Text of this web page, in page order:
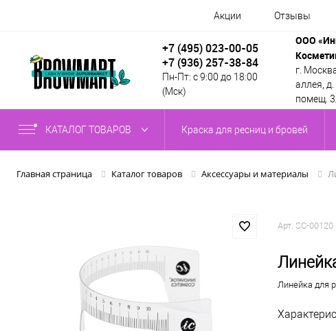
Акции Отзывы
+7 (495) 023-00-05
+7 (936) 257-38-84
Пн-Пт: с 9:00 до 18:00
(Мск)
ООО
г.
аллея, д.
помещ.
КАТАЛОГ ТОВАРОВ Краска для ресниц и бровей
Главная страница Каталог товаров Аксессуары и материалы
Арт. SC-00120
Линейка для